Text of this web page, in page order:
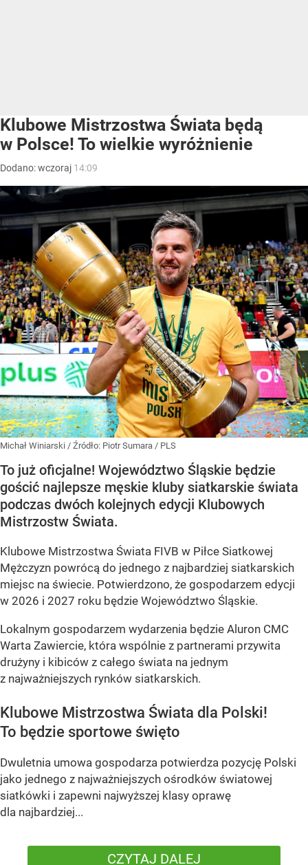
Klubowe Mistrzostwa Świata będą
w Polsce! To wielkie wyróżnienie
Dodano:wczoraj 14:09
Michał Winiarski / Źródło: Piotr Sumara / PLS
To już oficjalne! Województwo Śląskie będzie
gościć najlepsze męskie kluby siatkarskie świata
podczas dwóch kolejnych edycji Klubowych
Mistrzostw Świata.
Klubowe Mistrzostwa Świata FIVB w Piłce Siatkowej
Mężczyzn powrócą do jednego z najbardziej siatkarskich
miejsc na świecie. Potwierdzono, że gospodarzem edycji
w 2026 i 2027 roku będzie Województwo Śląskie.
Lokalnym gospodarzem wydarzenia będzie Aluron CMC
Warta Zawiercie, która wspólnie z partnerami przywita
drużyny i kibiców z całego świata na jednym
z najważniejszych rynków siatkarskich.
Klubowe Mistrzostwa Świata dla Polski!
To będzie sportowe święto
Dwuletnia umowa gospodarza potwierdza pozycję Polski
jako jednego z najważniejszych ośrodków światowej
siatkówki i zapewni najwyższej klasy oprawę
dla najbardziej...
CZYTAJ DALEJ